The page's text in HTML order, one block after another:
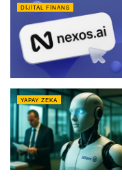
DIJITAL FINANS
YAPAY ZEKA